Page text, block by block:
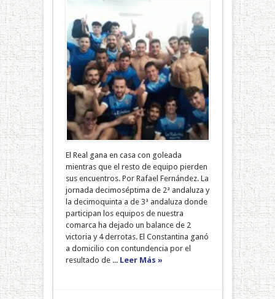
El Real gana en casa con goleada
mientras que el resto de equipo pierden
sus encuentros. Por Rafael Fernández. La
jornada decimoséptima de 2ª andaluza y
la decimoquinta a de 3ª andaluza donde
participan los equipos de nuestra
comarca ha dejado un balance de 2
victoria y 4 derrotas. El Constantina ganó
a domicilio con contundencia por el
resultado de ... Leer Más »